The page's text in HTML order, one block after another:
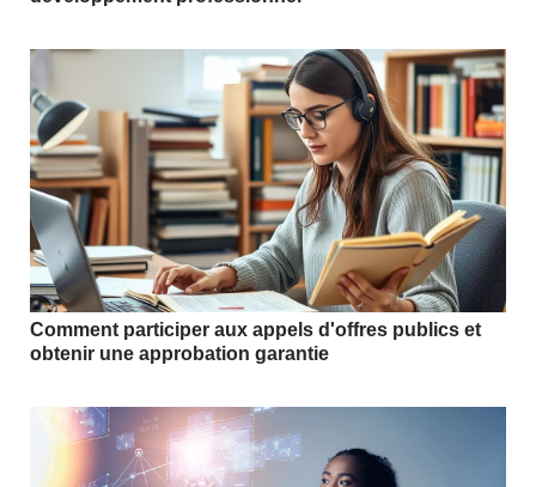
Comment participer aux appels d'offres publics et
obtenir une approbation garantie